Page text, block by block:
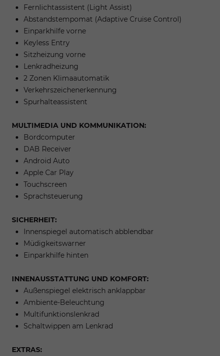
Fernlichtassistent (Light Assist)
Abstandstempomat (Adaptive Cruise Control)
Einparkhilfe vorne
Keyless Entry
Sitzheizung vorne
Lenkradheizung
2 Zonen Klimaautomatik
Verkehrszeichenerkennung
Spurhalteassistent
MULTIMEDIA UND KOMMUNIKATION:
Bordcomputer
DAB Receiver
Android Auto
Apple Car Play
Touchscreen
Sprachsteuerung
SICHERHEIT:
Innenspiegel automatisch abblendbar
Müdigkeitswarner
Einparkhilfe hinten
INNENAUSSTATTUNG UND KOMFORT:
Außenspiegel elektrisch anklappbar
Ambiente-Beleuchtung
Multifunktionslenkrad
Schaltwippen am Lenkrad
EXTRAS: